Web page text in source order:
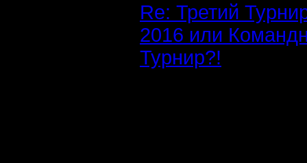
Re: Третий
2016 или
Турнир?!